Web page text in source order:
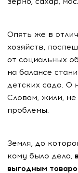
Опять же в
хозяйств,
от социальных
на балансе
детских сада. О
Словом, жили,
проблемы.
Земля, до
кому было дело,
выгодным